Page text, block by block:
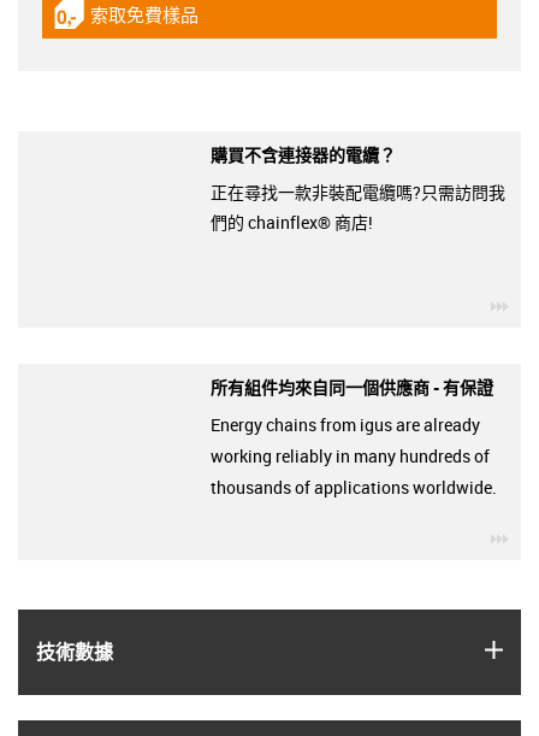
技術數據
igus-icon-gratismuster
索取免費樣品
購買不含連接器的電纜？
正在尋找一款非裝配電纜嗎?只需訪問我
們的 chainflex® 商店!
所有組件均來自同一個供應商 - 有保證
Energy chains from igus are already
working reliably in many hundreds of
thousands of applications worldwide.